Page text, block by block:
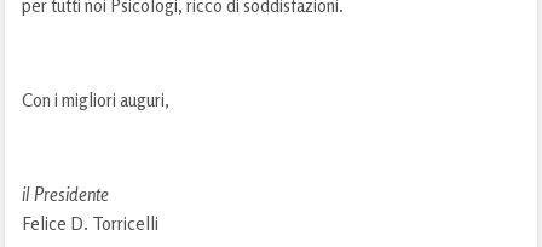
per tutti noi Psicologi, ricco di soddisfazioni.
Con i migliori auguri,
il Presidente
Felice D. Torricelli